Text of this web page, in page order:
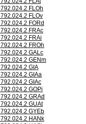
792.024.2 FLOh
792.024.2 FLOv
792.024.2 FORd
792.024.2 FRAc
792.024.2 FRAi
792.024.2 FROh
792.024.2 GALc
792.024.2 GENm
792.024.2 GIA
792.024.2 GIAa
792.024.2 GIAc
792.024.2 GOPi
792.024.2 GRAd
792.024.2 GUAt
792.024.2 GYEb
792.024.2 HANk